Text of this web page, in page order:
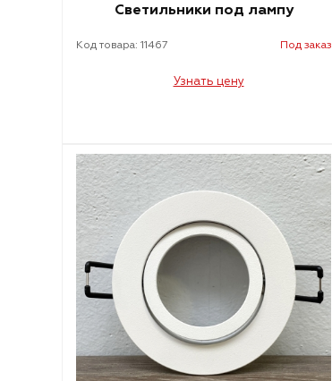
Светильники под лампу
Код товара: 11467 Под заказ
Узнать цену